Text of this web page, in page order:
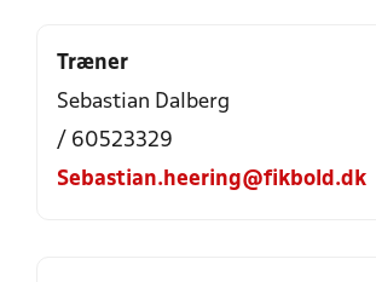
Træner
Sebastian Dalberg
/ 60523329
Sebastian.heering@fikbold.dk